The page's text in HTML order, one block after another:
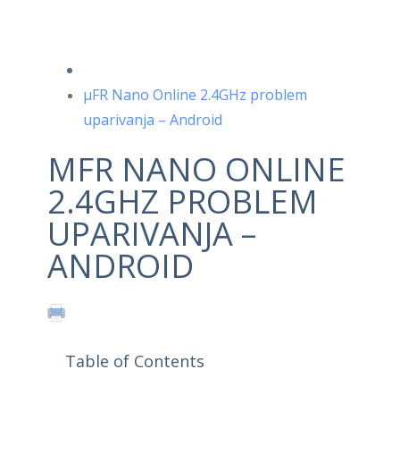
μFR Nano Online 2.4GHz problem
uparivanja – Android
ΜFR NANO ONLINE
2.4GHZ PROBLEM
UPARIVANJA –
ANDROID
Table of Contents